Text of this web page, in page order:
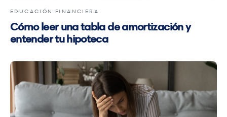
EDUCACIÓN FINANCIERA
Cómo leer una tabla de amortización y
entender tu hipoteca